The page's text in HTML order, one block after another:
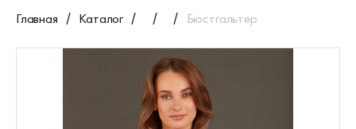
Главная Каталог Бюстгальтер